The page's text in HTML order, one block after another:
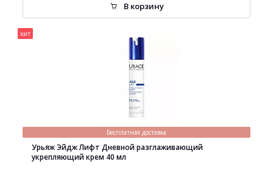
В корзину
хит
Бесплатная доставка
Урьяж Эйдж Лифт Дневной разглаживающий
укрепляющий крем 40 мл